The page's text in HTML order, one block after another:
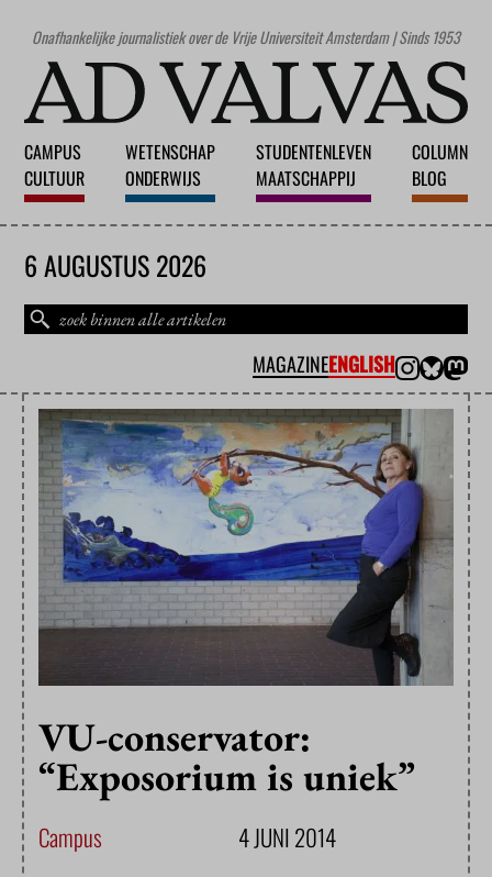
Onafhankelijke journalistiek over de Vrije Universiteit Amsterdam | Sinds 1953
CAMPUS
CULTUUR
WETENSCHAP
ONDERWIJS
STUDENTENLEVEN
MAATSCHAPPIJ
COLUMN
BLOG
6 AUGUSTUS 2026
MAGAZINEENGLISH
VU-conservator:
“Exposorium is uniek”
Campus 4 JUNI 2014